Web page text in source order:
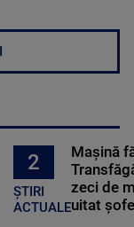
2
ȘTIRI
ACTUALE
Mașină
zeci de
uitat